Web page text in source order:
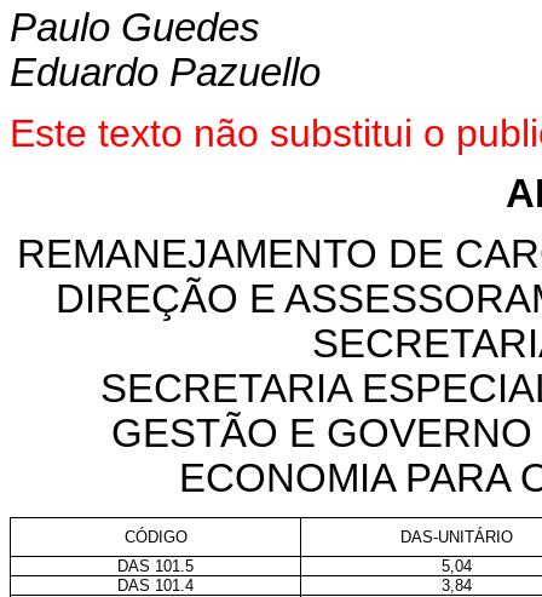
Paulo Guedes
Eduardo Pazuello
Este texto não substitui o
REMANEJAMENTO DE
DIREÇÃO E
SECRETARIA
GESTÃO E
ECONOMIA PARA
CÓDIGO
DAS-UNITÁRIO
DAS 101.5
5,04
DAS 101.4
3,84